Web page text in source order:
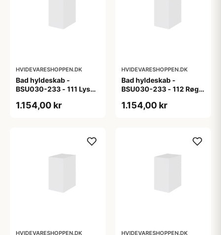
HVIDEVARESHOPPEN.DK
Bad hyldeskab -
BSU030-233 - 111 Lys
1.154,00 kr
HVIDEVARESHOPPEN.DK
Bad hyldeskab -
BSU030-233 - 112 Røget
1.154,00 kr
HVIDEVARESHOPPEN.DK HVIDEVARESHOPPEN.DK